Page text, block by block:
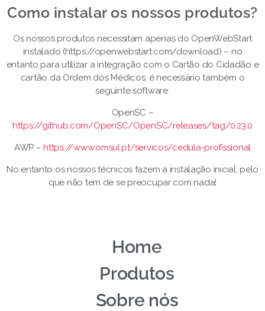
Como instalar os nossos produtos?​
Os nossos produtos necessitam apenas do OpenWebStart
instalado (https://openwebstart.com/download) – no
entanto para utilizar a integração com o Cartão do Cidadão e
cartão da Ordem dos Médicos, é necessário também o
seguinte software:
OpenSC –
https://github.com/OpenSC/OpenSC/releases/tag/0.23.0
AWP –https://www.omsul.pt/servicos/cedula-profissional
No entanto os nossos técnicos fazem a instalação inicial, pelo
que não tem de se preocupar com nada!
Home
Produtos
Sobre nós